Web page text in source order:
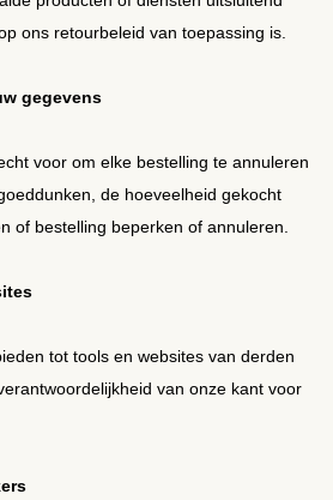
ons retourbeleid van toepassing is.
gegevens
voor om elke bestelling te annuleren
de hoeveelheid gekocht
of bestelling beperken of annuleren.
tot tools en websites van derden
van onze kant voor